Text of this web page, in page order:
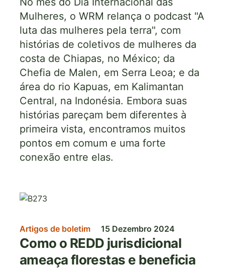
Mulheres, o WRM relança o podcast "A
luta das mulheres pela terra", com
histórias de coletivos de mulheres da
costa de Chiapas, no México; da
Chefia de Malen, em Serra Leoa; e da
área do rio Kapuas, em Kalimantan
Central, na Indonésia. Embora suas
histórias pareçam bem diferentes à
primeira vista, encontramos muitos
pontos em comum e uma forte
conexão entre elas.
Imagem
Artigos de boletim 15 Dezembro 2024
Como o REDD jurisdicional
ameaça florestas e beneficia